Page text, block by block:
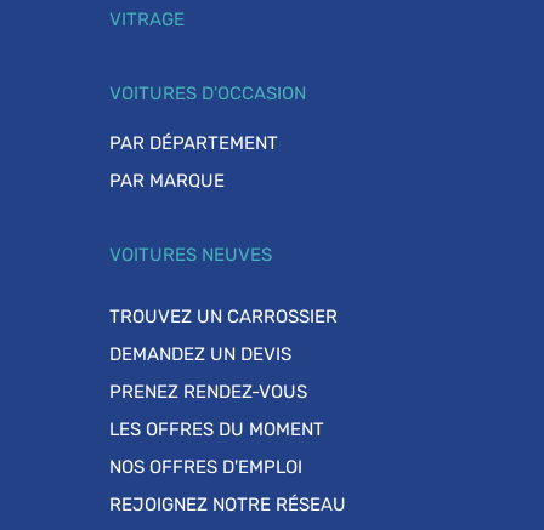
VITRAGE
VOITURES D'OCCASION
PAR DÉPARTEMENT
PAR MARQUE
VOITURES NEUVES
TROUVEZ UN CARROSSIER
DEMANDEZ UN DEVIS
PRENEZ RENDEZ-VOUS
LES OFFRES DU MOMENT
NOS OFFRES D'EMPLOI
REJOIGNEZ NOTRE RÉSEAU